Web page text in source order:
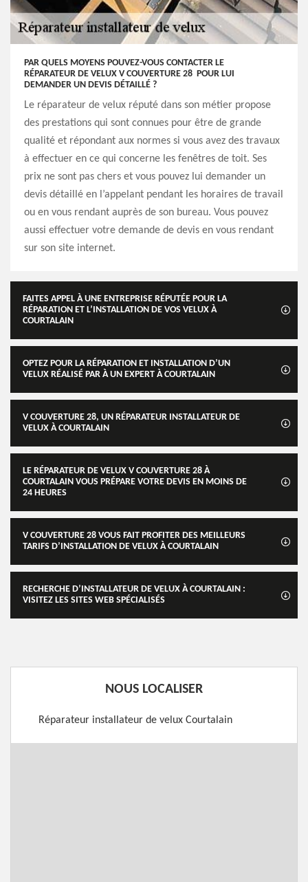
PAR QUELS MOYENS POUVEZ-VOUS CONTACTER LE
RÉPARATEUR DE VELUX V COUVERTURE 28 POUR LUI
DEMANDER UN DEVIS DÉTAILLÉ ?
Le réparateur de velux réputé dans son métier propose
des prestations qui sont connues pour être de grande
qualité et répondant aux normes si vous avez des travaux
à effectuer en ce qui concerne les fenêtres de toit. Ses
prix ne sont pas chers et vous pouvez lui demander un
devis détaillé en l’appelant pendant les horaires de travail
ou en vous rendant auprès de son bureau. Vous pouvez
aussi effectuer votre demande de devis en vous rendant
sur son site internet.
FAITES APPEL À UNE ENTREPRISE RÉPUTÉE POUR LA
RÉPARATION ET L’INSTALLATION DE VOS VELUX À
COURTALAIN
OPTEZ POUR LA RÉPARATION ET INSTALLATION D’UN
VELUX RÉALISÉ PAR À UN EXPERT À COURTALAIN
V COUVERTURE 28, UN RÉPARATEUR INSTALLATEUR DE
VELUX À COURTALAIN
LE RÉPARATEUR DE VELUX V COUVERTURE 28 À
COURTALAIN VOUS PRÉPARE VOTRE DEVIS EN MOINS DE
24 HEURES
V COUVERTURE 28 VOUS FAIT PROFITER DES MEILLEURS
TARIFS D’INSTALLATION DE VELUX À COURTALAIN
RECHERCHE D’INSTALLATEUR DE VELUX À COURTALAIN :
VISITEZ LES SITES WEB SPÉCIALISÉS
NOUS LOCALISER
Réparateur installateur de velux Courtalain